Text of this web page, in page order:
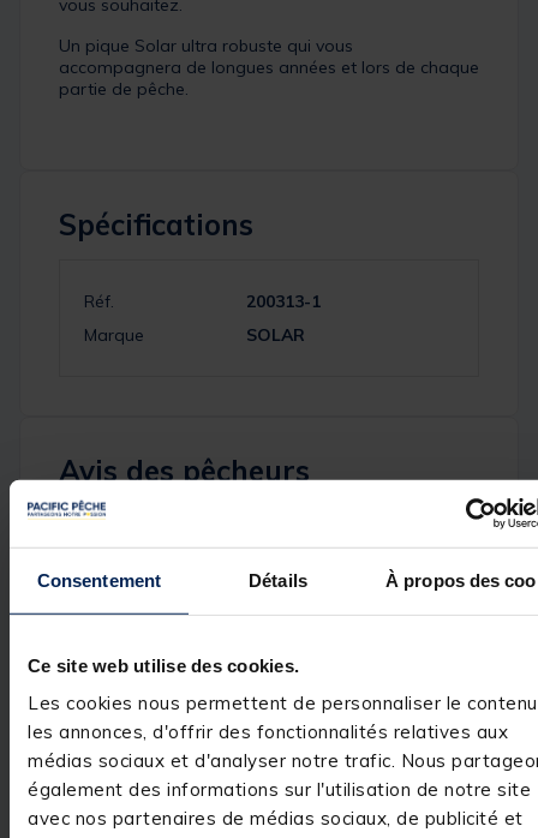
Consentement Détails À propos des
Ce site web utilise des cookies.
Les cookies nous permettent de personnaliser le
les annonces, d'offrir des fonctionnalités relatives aux
médias sociaux et d'analyser notre trafic. Nous
également des informations sur l'utilisation de notre site
avec nos partenaires de médias sociaux, de publicité et
vous souhaitez.
Un pique Solar ultra robuste qui vous
accompagnera de longues années et lors de chaque
partie de pêche.
Spécifications
Réf.
200313-1
Marque
SOLAR
Avis des pêcheurs
contrôle
Voir tous les avis sur ce site
5étoiles
1
4 étoiles
0
Quality product great
Utile(0) Signaler
Réponse de
pacificpeche.com
Bonjour,